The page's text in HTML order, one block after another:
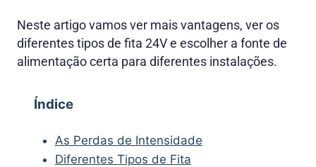
Neste artigo vamos ver mais vantagens, ver os
diferentes tipos de fita 24V e escolher a fonte de
alimentação certa para diferentes instalações.
Índice
As Perdas de Intensidade
Diferentes Tipos de Fita